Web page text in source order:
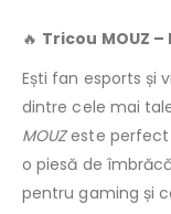
🔥 Tricou MOUZ
Ești fan esports și
dintre cele mai
MOUZeste perfect
o piesă de
pentru gaming și